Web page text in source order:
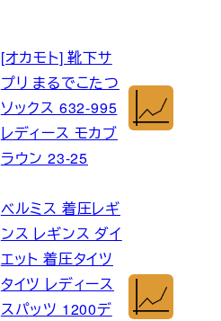
[オカモト] 靴下サ
プリ まるでこたつ
ソックス 632-995
レディース モカブ
ラウン 23-25
ベルミス 着圧レギ
ンス レギンス ダイ
エット 着圧タイツ
タイツ レディース
スパッツ 1200デ